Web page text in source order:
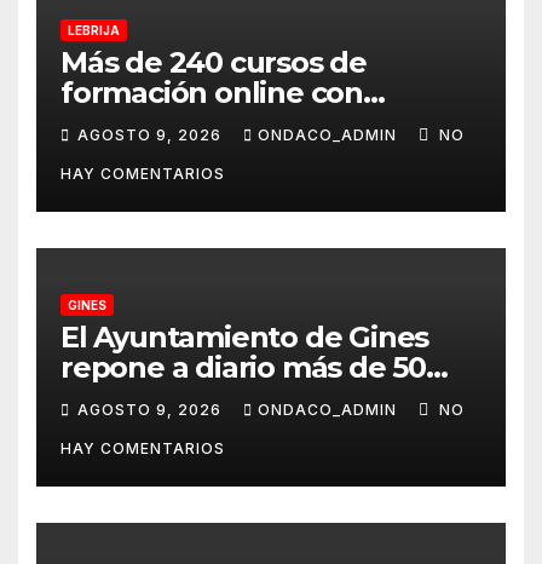
LEBRIJA
Más de 240 cursos de
formación online con
certificación oficial,
disponibles desde
septiembre a través del
programa Aula Mentor en
Lebrija
AGOSTO 9, 2026 ONDACO_ADMIN NO
HAY COMENTARIOS
GINES
El Ayuntamiento de Gines
repone a diario más de 50
dispensadores de bolsas para
la recogida de desechos de
mascotas
AGOSTO 9, 2026 ONDACO_ADMIN NO
HAY COMENTARIOS